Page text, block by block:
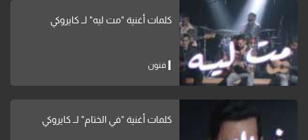
كلمات أغنية "مت ليه" لــ كايروكي
فنون
كلمات أغنية "في الختام" لــ كايروكي